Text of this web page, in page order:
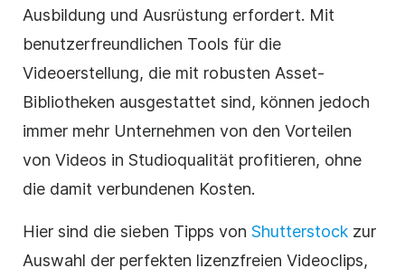
Ausbildung und Ausrüstung erfordert. Mit
benutzerfreundlichen Tools für die
Videoerstellung, die mit robusten Asset-
Bibliotheken ausgestattet sind, können jedoch
immer mehr Unternehmen von den Vorteilen
von Videos in Studioqualität profitieren, ohne
die damit verbundenen Kosten.
Hier sind die sieben Tipps von Shutterstock zur
Auswahl der perfekten lizenzfreien Videoclips,